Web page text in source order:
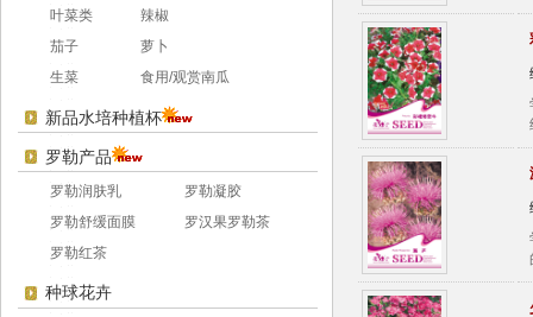
叶菜类
辣椒
茄子
萝卜
生菜
食用/观赏南瓜
新品水培种植杯
罗勒产品
罗勒润肤乳
罗勒凝胶
罗勒舒缓面膜
罗汉果罗勒茶
罗勒红茶
种球花卉